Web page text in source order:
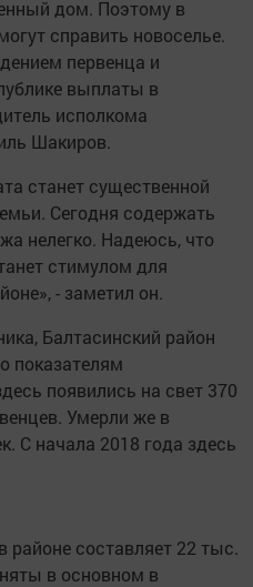
дом. Поэтому в
справить новоселье.
первенца и
выплаты в
исполкома
Шакиров.
станет существенной
Сегодня содержать
нелегко. Надеюсь, что
стимулом для
- заметил он.
Балтасинский район
показателям
появились на свет 370
Умерли же в
С начала 2018 года здесь
районе составляет 22 тыс.
в основном в